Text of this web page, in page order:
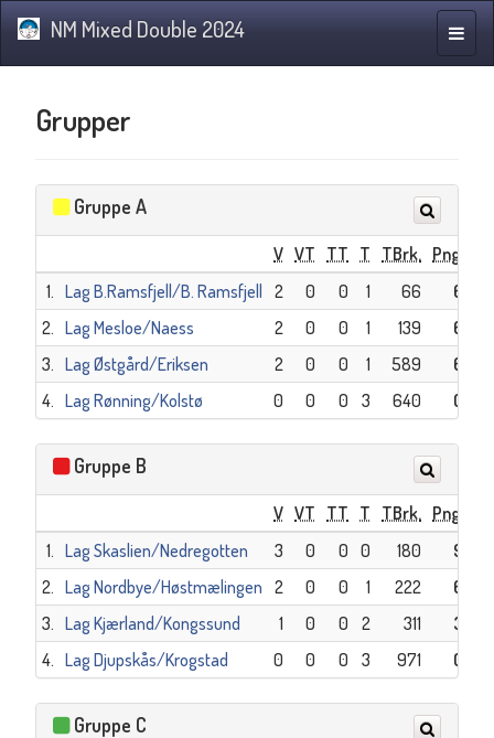
NM Mixed Double 2024
Grupper
Gruppe A
V VT TT T TBrk. Png.
1. Lag B.Ramsfjell/B. Ramsfjell 2 0 0 1 66
6
2. Lag Mesloe/Naess 2 0 0 1 139
6
3. Lag Østgård/Eriksen 2 0 0 1 589
6
4. Lag Rønning/Kolstø 0 0 0 3 640 0
Gruppe B
V VT TT T TBrk. Png.
1. Lag Skaslien/Nedregotten 3 0 0 0 180
9
2. Lag Nordbye/Høstmælingen 2 0 0 1 222
6
3. Lag Kjærland/Kongssund 1 0 0 2 311
3
4. Lag Djupskås/Krogstad 0 0 0 3 971 0
Gruppe C